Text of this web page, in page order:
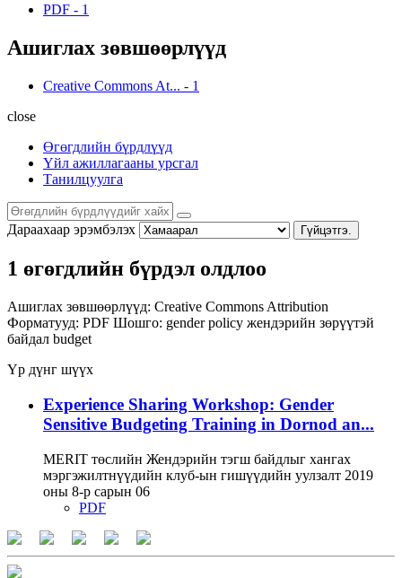
PDF - 1
Ашиглах зөвшөөрлүүд
Creative Commons At... - 1
close
Өгөгдлийн бүрдлүүд
Үйл ажиллагааны урсгал
Танилцуулга
Дараахаар эрэмбэлэх Гүйцэтгэ.
1 өгөгдлийн бүрдэл олдлоо
Ашиглах зөвшөөрлүүд: Creative Commons Attribution
Форматууд: PDF Шошго: gender policy жендэрийн зөрүүтэй
байдал budget
Үр дүнг шүүх
Experience Sharing Workshop: Gender
Sensitive Budgeting Training in Dornod an...
MERIT төслийн Жендэрийн тэгш байдлыг хангах
мэргэжилтнүүдийн клуб-ын гишүүдийн уулзалт 2019
оны 8-р сарын 06
PDF